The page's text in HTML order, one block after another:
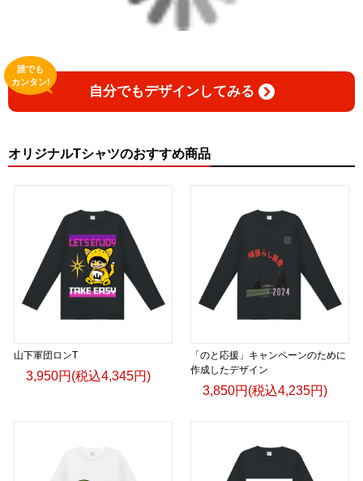
自分でもデザインしてみる
誰でも
カンタン!
オリジナルTシャツのおすすめ商品
山下軍団ロンT
3,950円(税込4,345円)
「のと応援」キャンペーンのために
作成したデザイン
3,850円(税込4,235円)